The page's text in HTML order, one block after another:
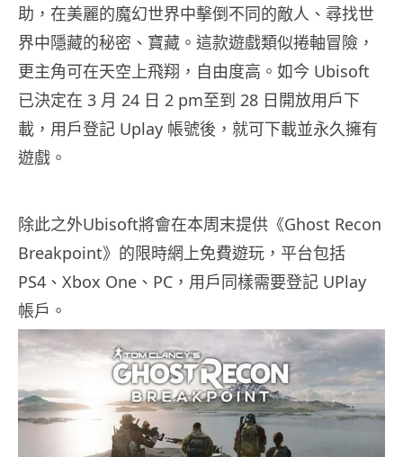
助，在美麗的魔幻世界中擊倒不同的敵人、尋找世
界中隱藏的秘密、寶藏。這款遊戲類似捲軸冒險，
更主角可在天空上飛翔，自由度高。如今 Ubisoft
已決定在 3 月 24 日 2 pm至到 28 日開放用戶下
載，用戶登記 Uplay 帳號後，就可下載並永久擁有
遊戲。
除此之外Ubisoft將會在本周末提供《Ghost Recon
Breakpoint》的限時網上免費遊玩，平台包括
PS4、Xbox One、PC，用戶同樣需要登記 UPlay
帳戶。